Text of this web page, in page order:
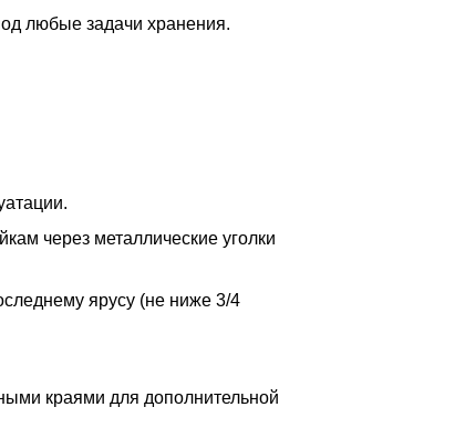
любые задачи хранения.
через металлические уголки
ярусу (не ниже 3/4
краями для дополнительной